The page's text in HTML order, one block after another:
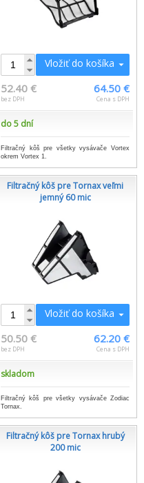
Vložiť do košíka
52.40 €
bez DPH
64.50 €
Cena s DPH
do 5 dní
Filtračný kôš pre všetky vysávače Vortex
okrem Vortex 1.
Filtračný kôš pre Tornax veľmi
jemný 60 mic
Vložiť do košíka
50.50 €
bez DPH
62.20 €
Cena s DPH
skladom
Filtračný kôš pre všetky vysávače Zodiac
Tornax.
Filtračný kôš pre Tornax hrubý
200 mic